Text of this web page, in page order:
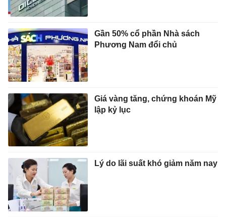
Gần 50% cổ phần Nhà sách
Phương Nam đổi chủ
Giá vàng tăng, chứng khoán Mỹ
lập kỷ lục
Lý do lãi suất khó giảm năm nay